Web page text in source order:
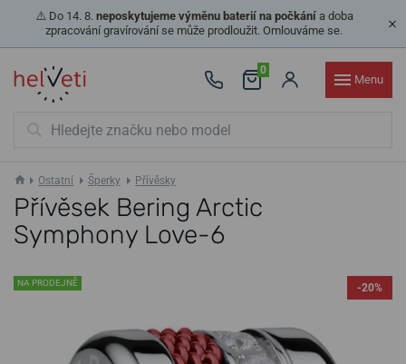
⚠️ Do 14. 8. neposkytujeme výměnu baterií na počkánía doba
zpracování gravírování se může prodloužit. Omlouváme se.
0
Menu
Ostatní Šperky Přívěsky
Přívěsek Bering Arctic
Symphony Love-6
NA PRODEJNĚ -20%